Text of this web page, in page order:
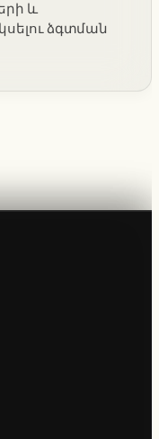
և
ձգտման